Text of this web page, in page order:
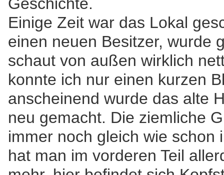
Einige Zeit war das Lokal
einen neuen Besitzer, wurde
schaut von außen wirklich
konnte ich nur einen kurzen
anscheinend wurde das alte
neu gemacht. Die ziemliche
immer noch gleich wie schon
hat man im vorderen Teil